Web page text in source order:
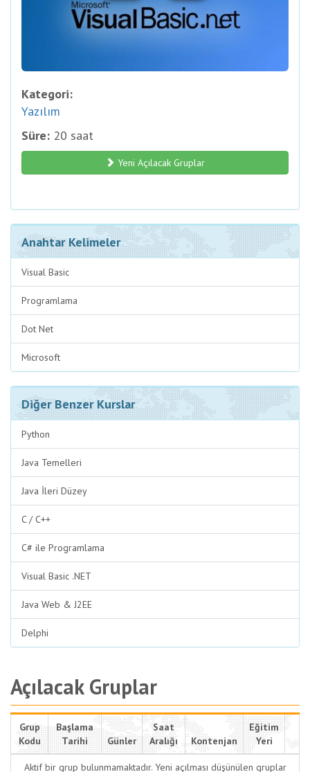
Kategori:
Yazılım
Süre: 20 saat
Yeni Açılacak Gruplar
Anahtar Kelimeler
Visual Basic
Programlama
Dot Net
Microsoft
Diğer Benzer Kurslar
Python
Java Temelleri
Java İleri Düzey
C / C++
C# ile Programlama
Visual Basic .NET
Java Web & J2EE
Delphi
Açılacak Gruplar
Grup
Kodu
Başlama
Tarihi
Günler
Saat
Aralığı
Kontenjan
Eğitim
Yeri
Aktif bir grup bulunmamaktadır. Yeni açılması düşünülen gruplar